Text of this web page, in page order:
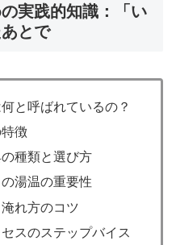
実践的知識：「い
とで
と呼ばれているの？
徴
種類と選び方
湯温の重要性
れ方のコツ
スのステップバイス